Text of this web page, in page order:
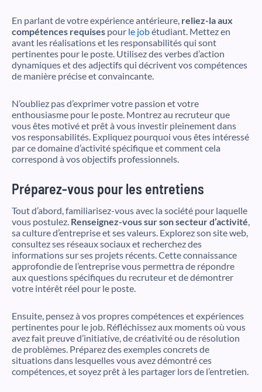
En parlant de votre expérience antérieure, reliez-la aux
compétences requises pour le jobétudiant. Mettez en
avant les réalisations et les responsabilités qui sont
pertinentes pour le poste. Utilisez des verbes d’action
dynamiques et des adjectifs qui décrivent vos compétences
de manière précise et convaincante.
N’oubliez pas d’exprimer votre passion et votre
enthousiasme pour le poste. Montrez au recruteur que
vous êtes motivé et prêt à vous investir pleinement dans
vos responsabilités. Expliquez pourquoi vous êtes intéressé
par ce domaine d’activité spécifique et comment cela
correspond à vos objectifs professionnels.
Préparez-vous pour les entretiens
Tout d’abord, familiarisez-vous avec la société pour laquelle
vous postulez. Renseignez-vous sur son secteur d’activité
sa culture d’entreprise et ses valeurs. Explorez son site web,
consultez ses réseaux sociaux et recherchez des
informations sur ses projets récents. Cette connaissance
approfondie de l’entreprise vous permettra de répondre
aux questions spécifiques du recruteur et de démontrer
votre intérêt réel pour le poste.
Ensuite, pensez à vos propres compétences et expériences
pertinentes pour le job. Réfléchissez aux moments où vous
avez fait preuve d’initiative, de créativité ou de résolution
de problèmes. Préparez des exemples concrets de
situations dans lesquelles vous avez démontré ces
compétences, et soyez prêt à les partager lors de l’entretien.